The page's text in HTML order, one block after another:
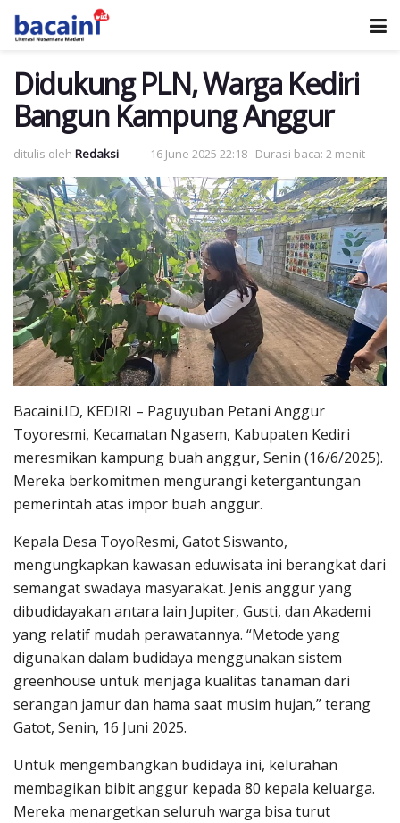
Didukung PLN, Warga Kediri
Bangun Kampung Anggur
ditulis oleh Redaksi 16 June 2025 22:18 Durasi baca: 2 menit
Bacaini.ID, KEDIRI – Paguyuban Petani Anggur
Toyoresmi, Kecamatan Ngasem, Kabupaten Kediri
meresmikan kampung buah anggur, Senin (16/6/2025).
Mereka berkomitmen mengurangi ketergantungan
pemerintah atas impor buah anggur.
Kepala Desa ToyoResmi, Gatot Siswanto,
mengungkapkan kawasan eduwisata ini berangkat dari
semangat swadaya masyarakat. Jenis anggur yang
dibudidayakan antara lain Jupiter, Gusti, dan Akademi
yang relatif mudah perawatannya. “Metode yang
digunakan dalam budidaya menggunakan sistem
greenhouse untuk menjaga kualitas tanaman dari
serangan jamur dan hama saat musim hujan,” terang
Gatot, Senin, 16 Juni 2025.
Untuk mengembangkan budidaya ini, kelurahan
membagikan bibit anggur kepada 80 kepala keluarga.
Mereka menargetkan seluruh warga bisa turut